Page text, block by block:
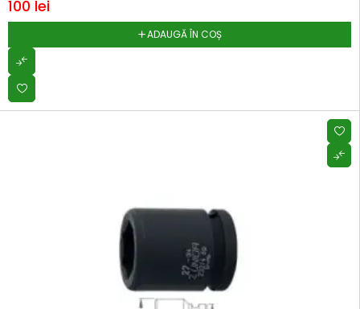
100 lei
ADAUGĂ ÎN COȘ